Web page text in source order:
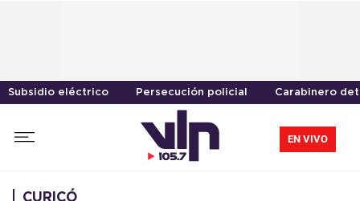
Subsidio eléctrico Persecución policial Carabinero
EN VIVO
CURICÓ